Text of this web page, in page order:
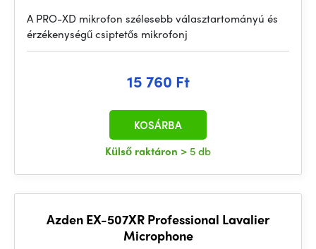
A PRO-XD mikrofon szélesebb választartományú és
érzékenységű csiptetős mikrofonj
15 760 Ft
Külső raktáron > 5 db
KOSÁRBA
Azden EX-507XR Professional Lavalier
Microphone